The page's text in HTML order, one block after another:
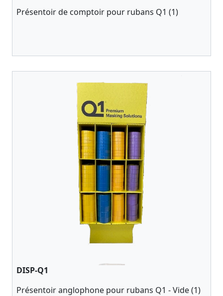
Présentoir de comptoir pour rubans Q1 (1)
DISP-Q1
Présentoir anglophone pour rubans Q1 - Vide (1)